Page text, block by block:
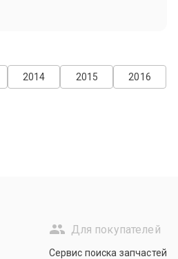
2016
2015
2014
Для покупателей
Сервис поиска запчастей